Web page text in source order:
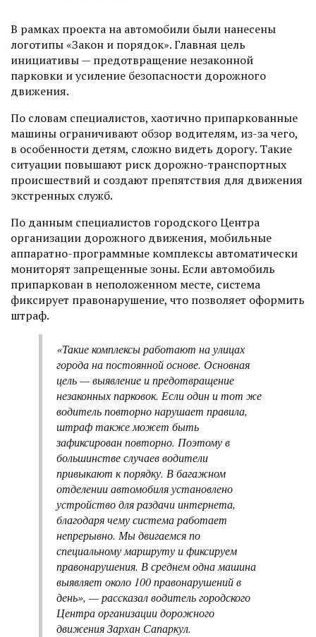
В рамках проекта на автомобили были нанесены
логотипы «Закон и порядок». Главная цель
инициативы — предотвращение незаконной
парковки и усиление безопасности дорожного
движения.
По словам специалистов, хаотично припаркованные
машины ограничивают обзор водителям, из-за чего,
в особенности детям, сложно видеть дорогу. Такие
ситуации повышают риск дорожно-транспортных
происшествий и создают препятствия для движения
экстренных служб.
По данным специалистов городского Центра
организации дорожного движения, мобильные
аппаратно-программные комплексы автоматически
мониторят запрещенные зоны. Если автомобиль
припаркован в неположенном месте, система
фиксирует правонарушение, что позволяет оформить
штраф.
«Такие комплексы работают на улицах
города на постоянной основе. Основная
цель — выявление и предотвращение
незаконных парковок. Если один и тот же
водитель повторно нарушает правила,
штраф также может быть
зафиксирован повторно. Поэтому в
большинстве случаев водители
привыкают к порядку. В багажном
отделении автомобиля установлено
устройство для раздачи интернета,
благодаря чему система работает
непрерывно. Мы двигаемся по
специальному маршруту и фиксируем
правонарушения. В среднем одна машина
выявляет около 100 правонарушений в
день», — рассказал водитель городского
Центра организации дорожного
движения Зархан Сапаркул.